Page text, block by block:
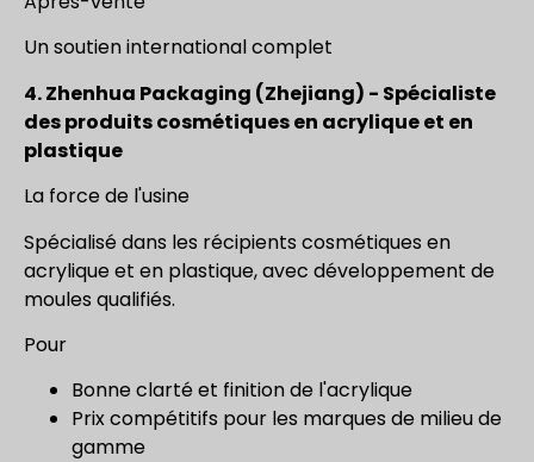
Un soutien international complet
4. Zhenhua Packaging (Zhejiang) - Spécialiste
des produits cosmétiques en acrylique et en
plastique
La force de l'usine
Spécialisé dans les récipients cosmétiques en
acrylique et en plastique, avec développement de
moules qualifiés.
Pour
Bonne clarté et finition de l'acrylique
Prix compétitifs pour les marques de milieu de
gamme